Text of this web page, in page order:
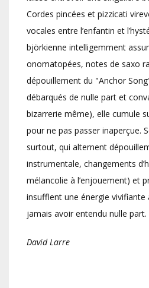
Cordes pincées et pizzicati
vocales entre l’enfantin et
björkienne intelligemment
onomatopées, notes de saxo
dépouillement du "Anchor
débarqués de nulle part et
bizarrerie même), elle cumule
pour ne pas passer inaperçue.
surtout, qui alternent
instrumentale, changements
mélancolie à l’enjouement) et
insufflent une énergie vivifiante
jamais avoir entendu nulle part.
David Larre